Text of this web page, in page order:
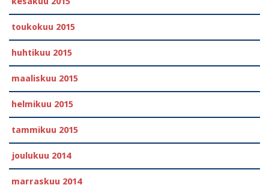
toukokuu 2015
huhtikuu 2015
maaliskuu 2015
helmikuu 2015
tammikuu 2015
joulukuu 2014
marraskuu 2014